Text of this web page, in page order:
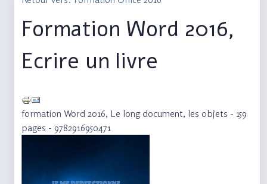
Formation Word 2016,
Ecrire un livre
formation Word 2016, Le long document, les objets - 159
pages - 9782916950471